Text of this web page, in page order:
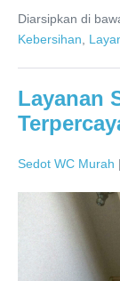
Diarsipkan di
Kebersihan
Layanan
Sedot WC Murah |